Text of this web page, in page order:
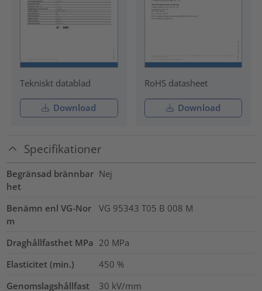
Tekniskt datablad
Download
RoHS datasheet
Download
Specifikationer
Begränsad brännbar
het
Nej
Benämn enl VG-Nor
m
VG 95343 T05 B 008 M
Draghållfasthet MPa 20 MPa
Elasticitet (min.)
450 %
Genomslagshållfast
30 kV/mm